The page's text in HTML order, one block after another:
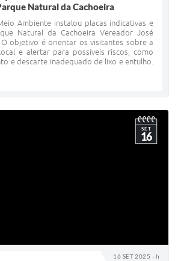
Natural da Cachoeira
Ambiente instalou placas indicativas e
Natural da Cachoeira Vereador José
objetivo é orientar os visitantes sobre a
e alertar para possíveis riscos, como
e descarte inadequado de lixo e entulho.
16 SET 2025 - h
SET
16